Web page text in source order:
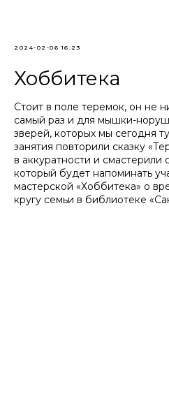
2024-02-06 16:23
Хоббитека
Стоит в поле теремок, он не
самый раз и для мышки-
зверей, которых мы сегодня
занятия повторили сказку
в аккуратности и
который будет напоминать
мастерской «Хоббитека» о
кругу семьи в библиотеке